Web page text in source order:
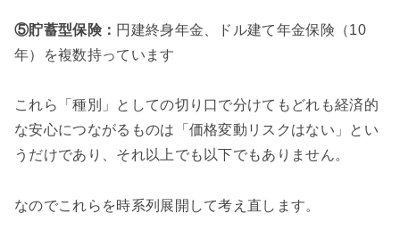
⑤貯蓄型保険： 円建終身年金、ドル建て年金保険（10
年）を複数持っています
これら「種別」としての切り口で分けてもどれも経済的
な安心につながるものは「価格変動リスクはない」とい
うだけであり、それ以上でも以下でもありません。
なのでこれらを時系列展開して考え直します。